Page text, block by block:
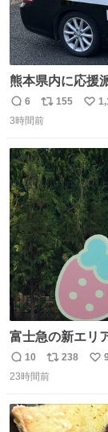
熊本県内に応援
の安全・安心を
を笑顔にできる
子です。 #令和
返
信
6
リ
ポ
ト
数
155
い
数
3時間前
富士急の新エリ
返
信
10
リ
ポ
ト
238
い
数
23時間前